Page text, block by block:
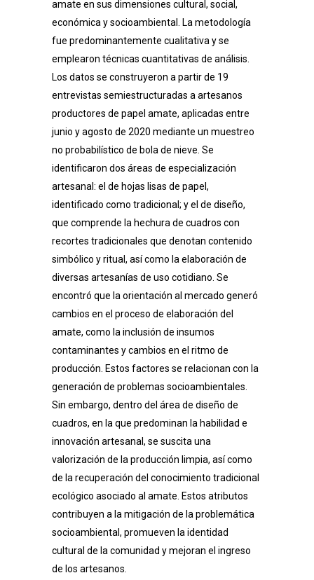
amate en sus dimensiones cultural, social,
económica y socioambiental. La metodología
fue predominantemente cualitativa y se
emplearon técnicas cuantitativas de análisis.
Los datos se construyeron a partir de 19
entrevistas semiestructuradas a artesanos
productores de papel amate, aplicadas entre
junio y agosto de 2020 mediante un muestreo
no probabilístico de bola de nieve. Se
identificaron dos áreas de especialización
artesanal: el de hojas lisas de papel,
identificado como tradicional; y el de diseño,
que comprende la hechura de cuadros con
recortes tradicionales que denotan contenido
simbólico y ritual, así como la elaboración de
diversas artesanías de uso cotidiano. Se
encontró que la orientación al mercado generó
cambios en el proceso de elaboración del
amate, como la inclusión de insumos
contaminantes y cambios en el ritmo de
producción. Estos factores se relacionan con la
generación de problemas socioambientales.
Sin embargo, dentro del área de diseño de
cuadros, en la que predominan la habilidad e
innovación artesanal, se suscita una
valorización de la producción limpia, así como
de la recuperación del conocimiento tradicional
ecológico asociado al amate. Estos atributos
contribuyen a la mitigación de la problemática
socioambiental, promueven la identidad
cultural de la comunidad y mejoran el ingreso
de los artesanos.